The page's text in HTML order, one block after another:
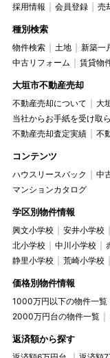
採用情報
会員登録 売
種別検索
物件検索 土地 新築一
中古リフォーム
賃貸物
大垣市不動産売却
不動産売却について
大
当社からお手紙を受け取
不動産売却査定実績
不
コンテンツ
ハウスリースバック 中
マンションカタログ
学区別物件情報
興文小学校 安井小学校
北小学校
中川小学校
静里小学校
荒崎小学校
価格別物件情報
1000万円以下の物件一覧
2000万円台の物件一覧
返済額から探す